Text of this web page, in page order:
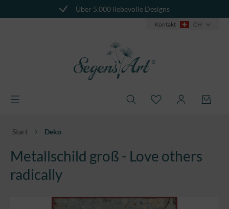
Über 5.000 liebevolle Designs
Kontakt CH
Start Deko
Metallschild groß - Love others
radically
Bildergalerie überspringen